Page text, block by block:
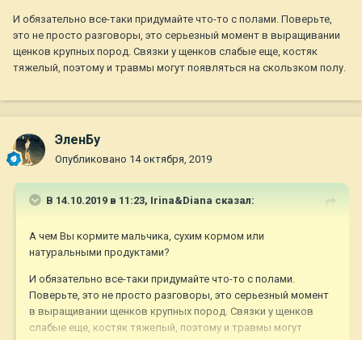
И обязательно все-таки придумайте что-то с полами. Поверьте,
это не просто разговоры, это серьезный момент в выращивании
щенков крупных пород. Связки у щенков слабые еще, костяк
тяжелый, поэтому и травмы могут появляться на скользком полу.
ЭленБу
Опубликовано 14 октября, 2019
В 14.10.2019 в 11:23, Irina&Diana сказал:
А чем Вы кормите мальчика, сухим кормом или
натуральными продуктами?
И обязательно все-таки придумайте что-то с полами.
Поверьте, это не просто разговоры, это серьезный момент
в выращивании щенков крупных пород. Связки у щенков
слабые еще, костяк тяжелый, поэтому и травмы могут